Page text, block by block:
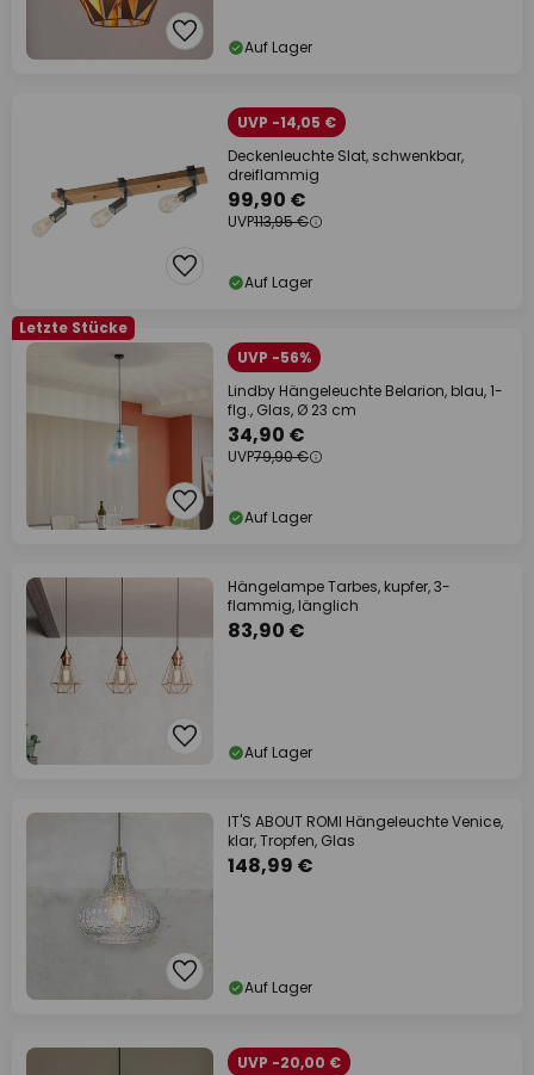
Auf Lager
UVP -14,05 €
Deckenleuchte Slat, schwenkbar,
dreiflammig
99,90 €
UVP113,95 €
Auf Lager
Letzte Stücke
UVP -56%
Lindby Hängeleuchte Belarion, blau, 1-
flg., Glas, Ø 23 cm
34,90 €
UVP79,90 €
Auf Lager
Hängelampe Tarbes, kupfer, 3-
flammig, länglich
83,90 €
Auf Lager
IT'S ABOUT ROMI Hängeleuchte Venice,
klar, Tropfen, Glas
148,99 €
Auf Lager
UVP -20,00 €